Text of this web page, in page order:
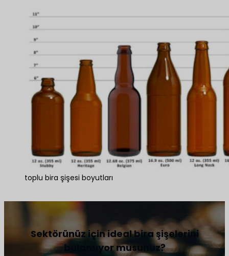
toplu bira şişesi boyutları
Sektörünüz için ideal bira şişelerini
bulamıyor musunuz?